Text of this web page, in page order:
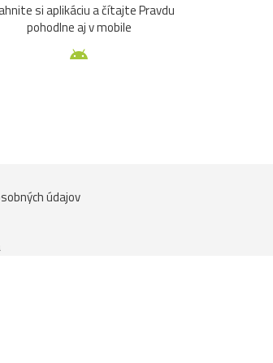
si aplikáciu a čítajte Pravdu
pohodlne aj v mobile
údajov